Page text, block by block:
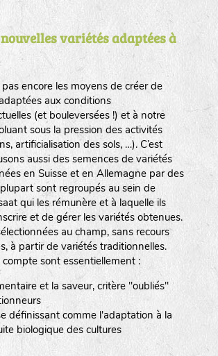
variétés adaptées à
pas encore les moyens de créer de
aux conditions
(et bouleversées !) et à notre
sous la pression des activités
artificialisation des sols, …). C’est
aussi des semences de variétés
en Suisse et en Allemagne par des
sont regroupés au sein de
qui les rémunère et à laquelle ils
et de gérer les variétés obtenues.
au champ, sans recours
à partir de variétés traditionnelles.
sont essentiellement :
et la saveur, critère "oubliés"
définissant comme l'adaptation à la
biologique des cultures
SAATGUT (BGH)
(DBO)
www.bolster.nl
PAÏS (GDP)
(JEV)
(LBAG)
(Ici Belle de nuit)
(ici 2020)
ou du fournisseur de la
du lot